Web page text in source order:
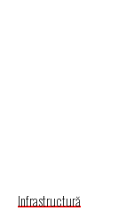
Infrastructură